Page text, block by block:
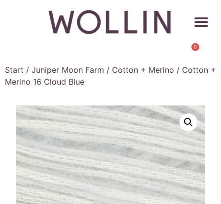
0
Start / Juniper Moon Farm / Cotton + Merino / Cotton +
Merino 16 Cloud Blue